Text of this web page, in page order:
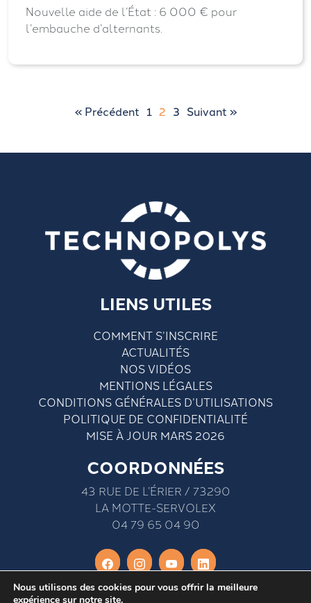
Nouvelle aide de l’État : 6 000 € pour
l’embauche d’alternants.
« Précédent 1 2 3 Suivant »
Nous utilisons des cookies pour vous offrir la meilleure
expérience sur notre site.
LIENS UTILES
COMMENT S’INSCRIRE
ACTUALITÉS
NOS VIDÉOS
MENTIONS LÉGALES
CONDITIONS GÉNÉRALES D’UTILISATIONS
POLITIQUE DE CONFIDENTIALITÉ
MISE À JOUR MARS 2026
COORDONNÉES
43 RUE DE L’ÉRIER / 73290
LA MOTTE-SERVOLEX
04 79 65 04 90